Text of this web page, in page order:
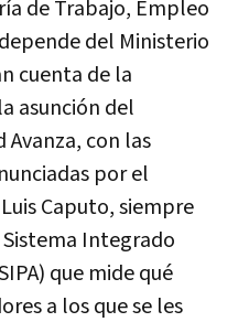
de Trabajo, Empleo
del Ministerio
cuenta de la
asunción del
con las
por el
Caputo, siempre
Integrado
que mide qué
a los que se les